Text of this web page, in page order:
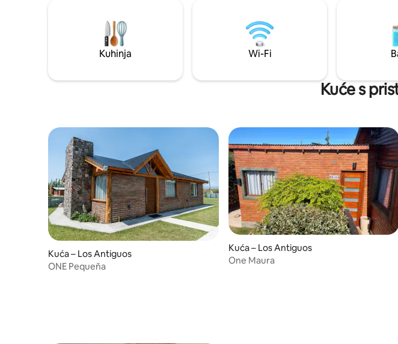
kolodvoru ili na ulazu u čileansku granicu
(granični prijelaz Jeinimeni) uz nadoplatu.
Kuhinja Wi-Fi
Kuće s
Kuća – Los Antiguos
ONE Pequeña
Kuća – Los Antiguos
One Maura